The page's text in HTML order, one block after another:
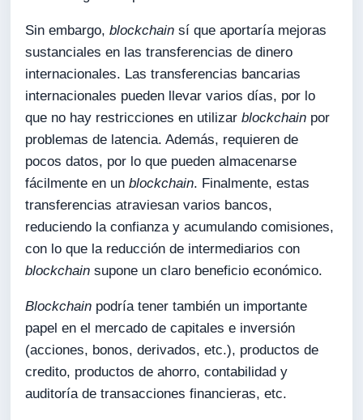
Sin embargo,blockchain sí que aportaría mejoras
sustanciales en las transferencias de dinero
internacionales. Las transferencias bancarias
internacionales pueden llevar varios días, por lo
que no hay restricciones en utilizarblockchain por
problemas de latencia. Además, requieren de
pocos datos, por lo que pueden almacenarse
fácilmente en unblockchain. Finalmente, estas
transferencias atraviesan varios bancos,
reduciendo la confianza y acumulando comisiones,
con lo que la reducción de intermediarios con
blockchain supone un claro beneficio económico.
Blockchain podría tener también un importante
papel en el mercado de capitales e inversión
(acciones, bonos, derivados, etc.), productos de
credito, productos de ahorro, contabilidad y
auditoría de transacciones financieras, etc.